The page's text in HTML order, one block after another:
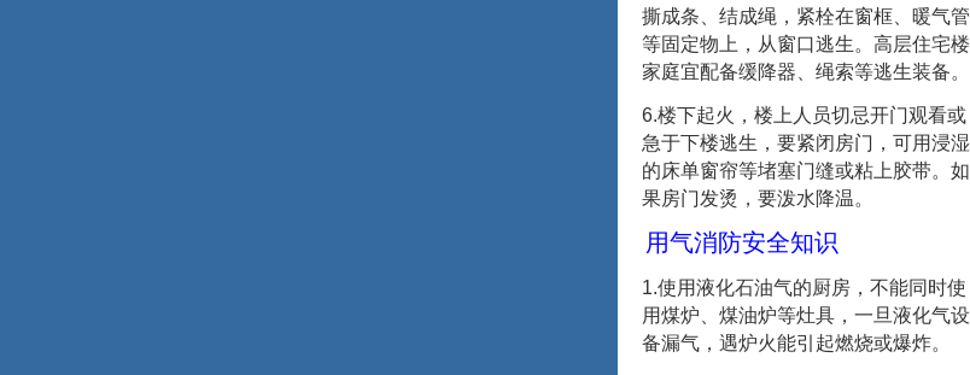
撕成条、结成绳，紧栓在窗框、暖气管
等固定物上，从窗口逃生。高层住宅楼
家庭宜配备缓降器、绳索等逃生装备。
6.楼下起火，楼上人员切忌开门观看或
急于下楼逃生，要紧闭房门，可用浸湿
的床单窗帘等堵塞门缝或粘上胶带。如
果房门发烫，要泼水降温。
用气消防安全知识
1.使用液化石油气的厨房，不能同时使
用煤炉、煤油炉等灶具，一旦液化气设
备漏气，遇炉火能引起燃烧或爆炸。